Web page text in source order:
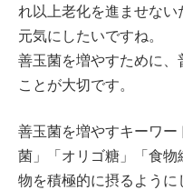
れ以上老化を進ませな
元気にしたいですね。
善玉菌を増やすために
ことが大切です。
善玉菌を増やすキーワ
菌」「オリゴ糖」「食
物を積極的に摂るように